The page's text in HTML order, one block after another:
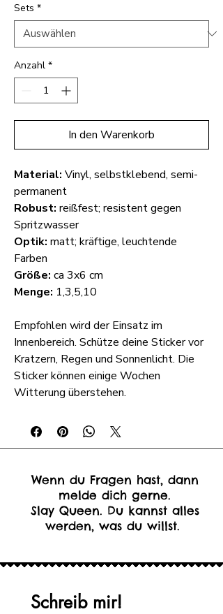
Sets *
Anzahl *
In den Warenkorb
Material: Vinyl, selbstklebend, semi-
permanent
Robust: reißfest; resistent gegen
Spritzwasser
Optik: matt; kräftige, leuchtende
Farben
Größe: ca 3x6 cm
Menge: 1,3,5,10
Empfohlen wird der Einsatz im
Innenbereich. Schütze deine Sticker vor
Kratzern, Regen und Sonnenlicht. Die
Sticker können einige Wochen
Witterung überstehen.
Wenn du Fragen hast, dann
melde dich gerne.
Slay Queen. Du kannst alles
werden, was du willst.
Schreib mir!